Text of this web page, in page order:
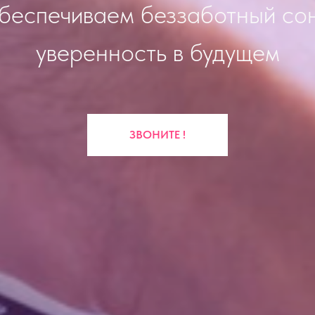
беззаботный
уверенность в будущем
ЗВОНИТЕ !